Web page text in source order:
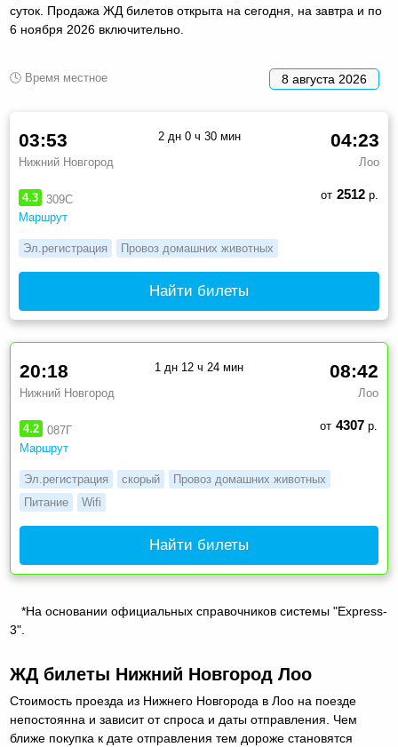
суток. Продажа ЖД билетов открыта на сегодня, на завтра и по
6 ноября 2026 включительно.
🕓 Время местное 8 августа 2026
4.3
309С
Маршрут
03:53
Нижний Новгород
04:23
Лоо
2 дн 0 ч 30 мин
от 2512р.
Эл.регистрация Провоз домашних животных
Найти билеты
4.2
087Г
Маршрут
20:18
Нижний Новгород
08:42
Лоо
1 дн 12 ч 24 мин
от 4307р.
Эл.регистрация скорый
Провоз домашних животных
Питание
Wifi
Найти билеты
*На основании официальных справочников системы "Express-
3".
ЖД билеты Нижний Новгород Лоо
Стоимость проезда из Нижнего Новгорода в Лоо на поезде
непостоянна и зависит от спроса и даты отправления. Чем
ближе покупка к дате отправления тем дороже становятся